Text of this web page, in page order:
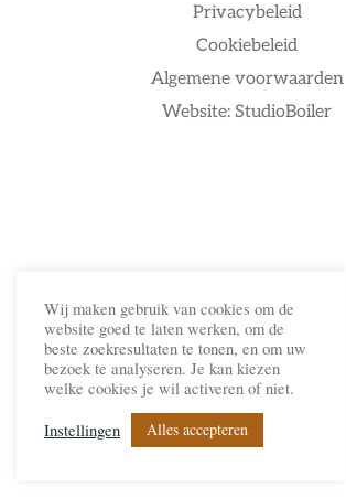
Privacybeleid
Cookiebeleid
Algemene voorwaarden
Website: StudioBoiler
Wij maken gebruik van cookies om de
website goed te laten werken, om de
beste zoekresultaten te tonen, en om uw
bezoek te analyseren. Je kan kiezen
welke cookies je wil activeren of niet.
Instellingen
Alles accepteren